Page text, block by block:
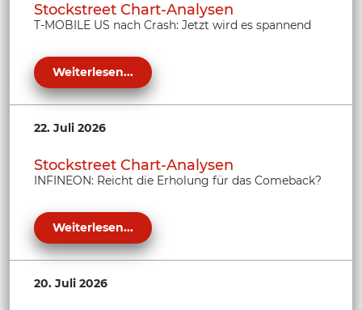
Stockstreet Chart-Analysen
T-MOBILE US nach Crash: Jetzt wird es spannend
Weiterlesen...
22. Juli 2026
Stockstreet Chart-Analysen
INFINEON: Reicht die Erholung für das Comeback?
Weiterlesen...
20. Juli 2026